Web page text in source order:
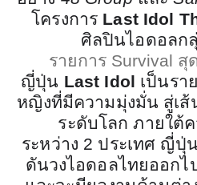
โครงการ Last Idol
ศิลปินไอดอลก
รายการ Survival สุ
ญี่ปุ่น Last Idol เป็นรา
หญิงที่มีความมุ่งมั่น สู่เส้
ระดับโลก ภายใต้
ระหว่าง 2 ประเทศ ญี่ปุ่
ดันวงไอดอลไทยออกไ